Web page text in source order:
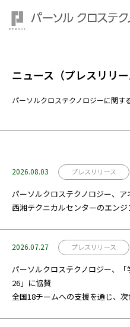
ニュース（プレスリリー
パーソルクロステクノロジーに関す
2026.08.03 プレスリリース
パーソルクロステクノロジー、ア
西湘テクニカルセンターのエン
2026.07.27 プレスリリース
パーソルクロステクノロジー、
26」に協賛
全国18チームへの支援を通じ、